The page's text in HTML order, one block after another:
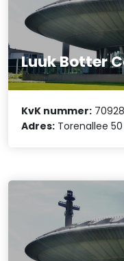
Luuk Botter
KvK nummer:
Adres: Torenallee